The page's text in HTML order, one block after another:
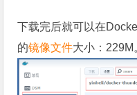
下载完后就可以在
的镜像文件大小：229M